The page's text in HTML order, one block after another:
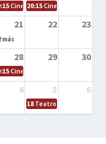
Cine en la calle – Tortugas
20:15Cine en la calle –
21 22 23
más
28 29 30
Cine en el calle – Tintín y el
4 5 6
18 Teatro – Tres